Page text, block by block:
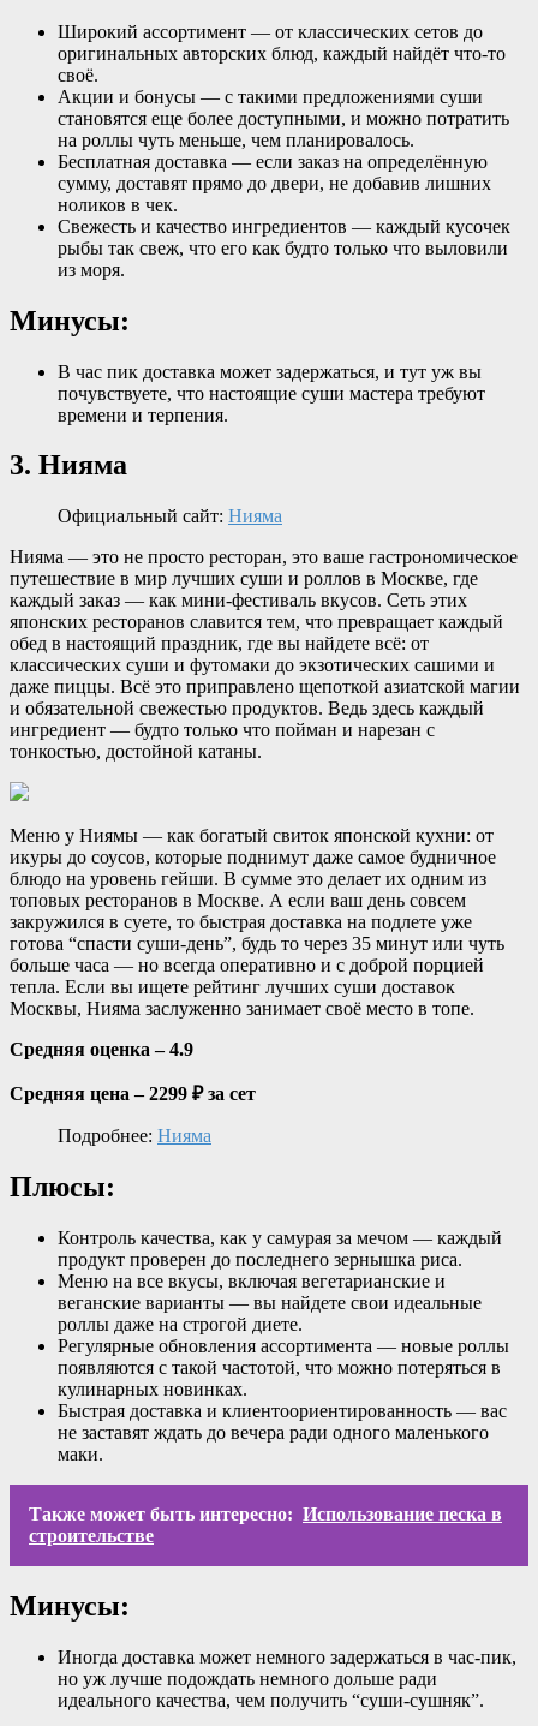
Широкий ассортимент — от классических сетов до
оригинальных авторских блюд, каждый найдёт что-то
своё.
Акции и бонусы — с такими предложениями суши
становятся еще более доступными, и можно потратить
на роллы чуть меньше, чем планировалось.
Бесплатная доставка — если заказ на определённую
сумму, доставят прямо до двери, не добавив лишних
ноликов в чек.
Свежесть и качество ингредиентов — каждый кусочек
рыбы так свеж, что его как будто только что выловили
из моря.
Минусы:
В час пик доставка может задержаться, и тут уж вы
почувствуете, что настоящие суши мастера требуют
времени и терпения.
3. Нияма
Официальный сайт: Нияма
Нияма — это не просто ресторан, это ваше гастрономическое
путешествие в мир лучших суши и роллов в Москве, где
каждый заказ — как мини-фестиваль вкусов. Сеть этих
японских ресторанов славится тем, что превращает каждый
обед в настоящий праздник, где вы найдете всё: от
классических суши и футомаки до экзотических сашими и
даже пиццы. Всё это приправлено щепоткой азиатской магии
и обязательной свежестью продуктов. Ведь здесь каждый
ингредиент — будто только что пойман и нарезан с
тонкостью, достойной катаны.
Меню у Ниямы — как богатый свиток японской кухни: от
икуры до соусов, которые поднимут даже самое будничное
блюдо на уровень гейши. В сумме это делает их одним из
топовых ресторанов в Москве. А если ваш день совсем
закружился в суете, то быстрая доставка на подлете уже
готова “спасти суши-день”, будь то через 35 минут или чуть
больше часа — но всегда оперативно и с доброй порцией
тепла. Если вы ищете рейтинг лучших суши доставок
Москвы, Нияма заслуженно занимает своё место в топе.
Средняя оценка – 4.9
Средняя цена – 2299 ₽ за сет
Подробнее: Нияма
Плюсы:
Контроль качества, как у самурая за мечом — каждый
продукт проверен до последнего зернышка риса.
Меню на все вкусы, включая вегетарианские и
веганские варианты — вы найдете свои идеальные
роллы даже на строгой диете.
Регулярные обновления ассортимента — новые роллы
появляются с такой частотой, что можно потеряться в
кулинарных новинках.
Быстрая доставка и клиентоориентированность — вас
не заставят ждать до вечера ради одного маленького
маки.
Также может быть интересно: Использование песка в
строительстве
Минусы:
Иногда доставка может немного задержаться в час-пик,
но уж лучше подождать немного дольше ради
идеального качества, чем получить “суши-сушняк”.